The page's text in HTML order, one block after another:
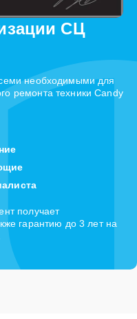
СЦ
необходимыми для
ремонта техники Candy
получает
гарантию до 3 лет на